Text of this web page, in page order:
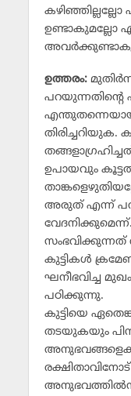
കഴിഞ്ഞില്ലല്ലോ
ഉണ്ടാകുമല്ലോ
ഉത്തരം:
പറയുന്നതിന്റെ
ഉപായവും
അരുത് എന്ന്
കുട്ടികള്‍
ഘനീഭവിച്ച
പഠിക്കുന്നു.
കുട്ടിയെ
തടയുകയും